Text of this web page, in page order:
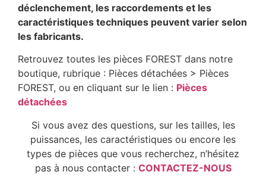
déclenchement, les raccordements et les
caractéristiques techniques peuvent varier selon
les fabricants.
Retrouvez toutes les pièces FOREST dans notre
boutique, rubrique : Pièces détachées > Pièces
FOREST, ou en cliquant sur le lien : Pièces
détachées
Si vous avez des questions, sur les tailles, les
puissances, les caractéristiques ou encore les
types de pièces que vous recherchez, n’hésitez
pas à nous contacter : CONTACTEZ-NOUS